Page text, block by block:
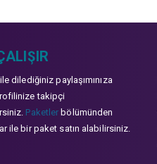
dilediğiniz paylaşımınıza
takipçi
Paketler bölümünden
ile bir paket satın alabilirsiniz.